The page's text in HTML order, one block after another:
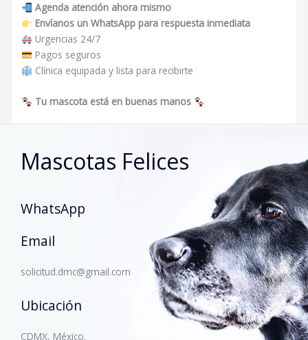
Agenda atención ahora mismo
Envíanos un WhatsApp para respuesta inmediata
Urgencias 24/7
Pagos seguros
Clínica equipada y lista para recibirte
Tu mascota está en buenas manos
Mascotas Felices
WhatsApp
Email
solicitud.dmc@gmail.com
Ubicación
CDMX, México.